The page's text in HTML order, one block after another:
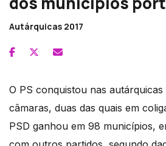
Autárquicas 2017
O PS conquistou nas autárquicas
câmaras, duas das quais em
PSD ganhou em 98 municípios,